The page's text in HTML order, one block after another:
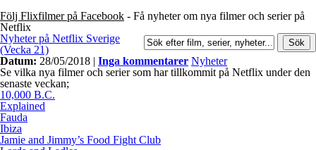
Följ Flixfilmer på Facebook - Få nyheter om nya filmer och serier på
Netflix
Nyheter på Netflix Sverige
(Vecka 21)
Datum: 28/05/2018 | Inga kommentarer Nyheter
Se vilka nya filmer och serier som har tillkommit på Netflix under den
senaste veckan;
10,000 B.C.
Explained
Fauda
Ibiza
Jamie and Jimmy’s Food Fight Club